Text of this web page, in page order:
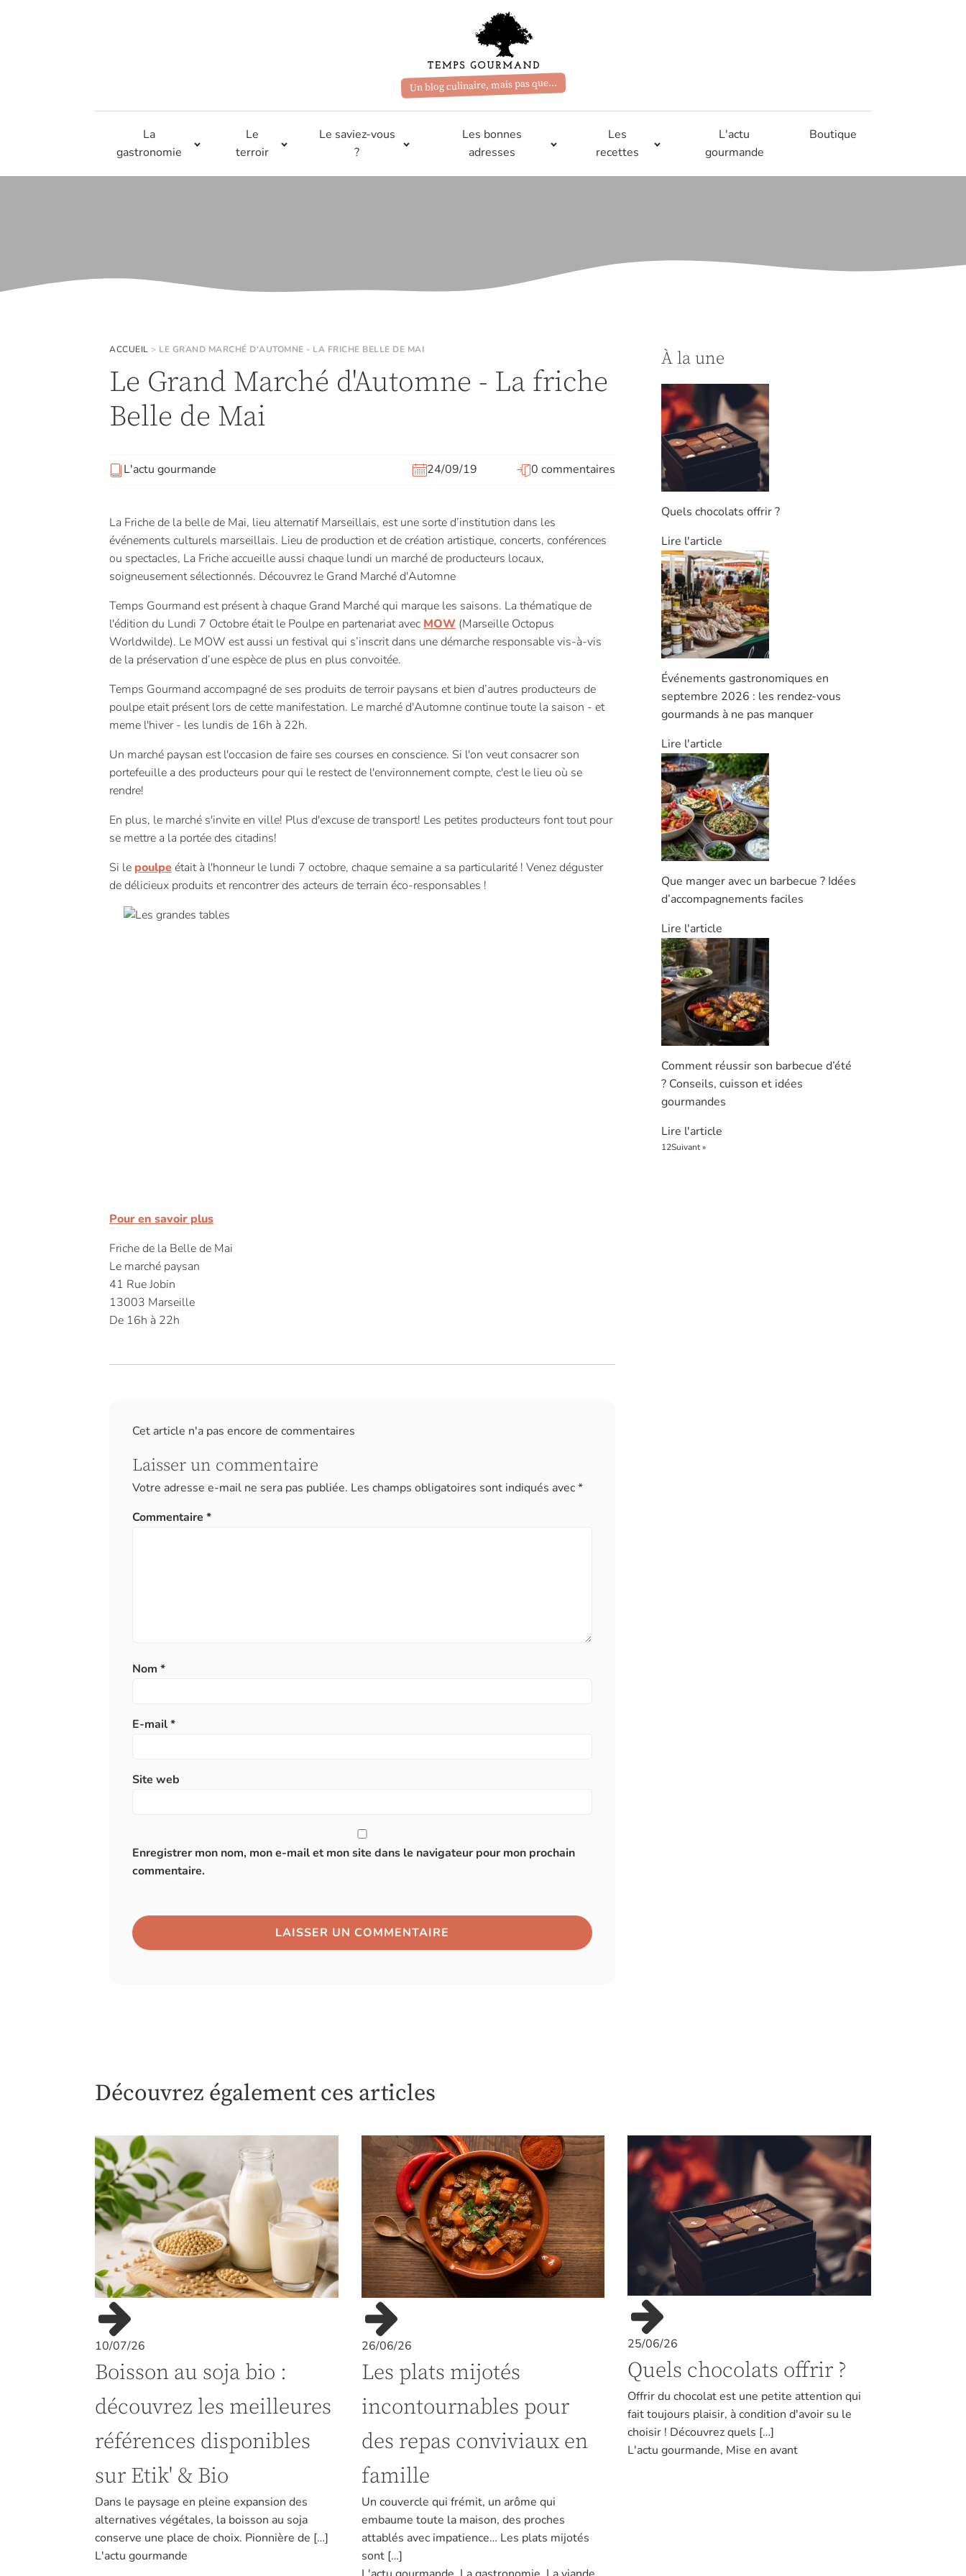
Un blog culinaire, mais pas que...
La
gastronomie
Le
terroir
Le saviez-vous
?
Les bonnes
adresses
Les
recettes
L'actu
gourmande
Boutique
ACCUEIL > LE GRAND MARCHÉ D'AUTOMNE - LA FRICHE BELLE DE MAI
Le Grand Marché d'Automne - La friche
Belle de Mai
L'actu gourmande 24/09/19 0 commentaires
La Friche de la belle de Mai, lieu alternatif Marseillais, est une sorte d’institution dans les
événements culturels marseillais. Lieu de production et de création artistique, concerts, conférences
ou spectacles, La Friche accueille aussi chaque lundi un marché de producteurs locaux,
soigneusement sélectionnés. Découvrez le Grand Marché d'Automne
Temps Gourmand est présent à chaque Grand Marché qui marque les saisons. La thématique de
l'édition du Lundi 7 Octobre était le Poulpe en partenariat avec MOW (Marseille Octopus
Worldwilde). Le MOW est aussi un festival qui s’inscrit dans une démarche responsable vis-à-vis
de la préservation d’une espèce de plus en plus convoitée.
Temps Gourmand accompagné de ses produits de terroir paysans et bien d’autres producteurs de
poulpe etait présent lors de cette manifestation. Le marché d'Automne continue toute la saison - et
meme l'hiver - les lundis de 16h à 22h.
Un marché paysan est l'occasion de faire ses courses en conscience. Si l'on veut consacrer son
portefeuille a des producteurs pour qui le restect de l'environnement compte, c'est le lieu où se
rendre!
En plus, le marché s'invite en ville! Plus d'excuse de transport! Les petites producteurs font tout pour
se mettre a la portée des citadins!
Si le poulpeétait à l'honneur le lundi 7 octobre, chaque semaine a sa particularité ! Venez déguster
de délicieux produits et rencontrer des acteurs de terrain éco-responsables !
Pour en savoir plus
Friche de la Belle de Mai
Le marché paysan
41 Rue Jobin
13003 Marseille
De 16h à 22h
Cet article n'a pas encore de commentaires
Laisser un commentaire
Votre adresse e-mail ne sera pas publiée. Les champs obligatoires sont indiqués avec*
Commentaire *
Nom *
E-mail*
Site web
Enregistrer mon nom, mon e-mail et mon site dans le navigateur pour mon prochain
commentaire.
À la une
Quels chocolats offrir ?
Lire l'article
Événements gastronomiques en
septembre 2026 : les rendez-vous
gourmands à ne pas manquer
Lire l'article
Que manger avec un barbecue ? Idées
d’accompagnements faciles
Lire l'article
Comment réussir son barbecue d’été
? Conseils, cuisson et idées
gourmandes
Lire l'article
12Suivant »
Découvrez également ces articles
10/07/26
Boisson au soja bio :
découvrez les meilleures
références disponibles
sur Etik' & Bio
Dans le paysage en pleine expansion des
alternatives végétales, la boisson au soja
conserve une place de choix. Pionnière de […]
L'actu gourmande
26/06/26
Les plats mijotés
incontournables pour
des repas conviviaux en
famille
Un couvercle qui frémit, un arôme qui
embaume toute la maison, des proches
attablés avec impatience… Les plats mijotés
sont […]
25/06/26
Quels chocolats offrir ?
Offrir du chocolat est une petite attention qui
fait toujours plaisir, à condition d'avoir su le
choisir ! Découvrez quels […]
L'actu gourmande, Mise en avant